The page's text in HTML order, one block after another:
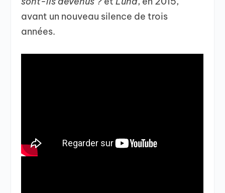
avant un nouveau silence de trois
années.